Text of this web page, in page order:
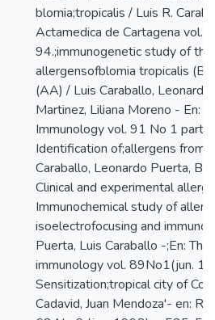
blomia;tropicalis / Luis R.
Actamedica de Cartagena
94.;immunogenetic study of
allergensofblomia tropicalis
(AA) / Luis Caraballo,
Martinez, Liliana Moreno - En:
Immunology vol. 91 No 1
Identification of;allergens from
Caraballo, Leonardo Puerta,
Clinical and experimental
Immunochemical study of
isoelectrofocusing and
Puerta, Luis Caraballo -;En:
immunology vol. 89No1(jun.
Sensitization;tropical city of
Cadavid, Juan Mendoza'- en: